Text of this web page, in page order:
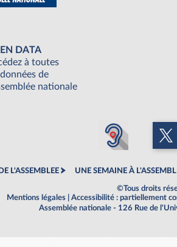
DATA
à toutes
données de
nationale
L'ASSEMBLEE UNE SEMAINE À
©Tous droits
Mentions légales
Accessibilité : partiellement
Assemblée nationale - 126 Rue de